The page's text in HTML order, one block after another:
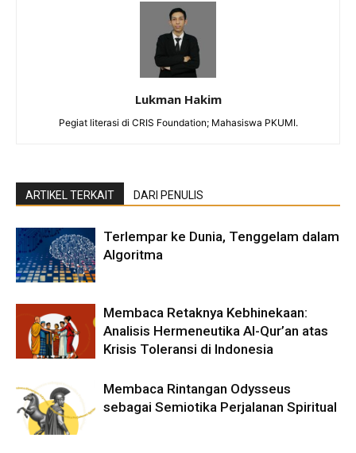
Lukman Hakim
Pegiat literasi di CRIS Foundation; Mahasiswa PKUMI.
ARTIKEL TERKAIT DARI PENULIS
Terlempar ke Dunia, Tenggelam dalam
Algoritma
Membaca Retaknya Kebhinekaan:
Analisis Hermeneutika Al-Qur’an atas
Krisis Toleransi di Indonesia
Membaca Rintangan Odysseus
sebagai Semiotika Perjalanan Spiritual